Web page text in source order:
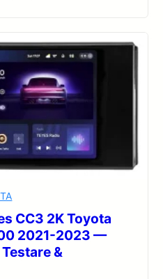
CC3 2K Toyota
2021-2023 —
&